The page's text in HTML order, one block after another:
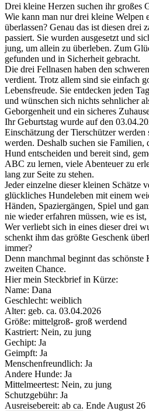
Drei kleine Herzen suchen ihr großes
Wie kann man nur drei kleine Welpen
überlassen? Genau das ist diesen drei
passiert. Sie wurden ausgesetzt und
jung, um allein zu überleben. Zum
gefunden und in Sicherheit gebracht.
Die drei Fellnasen haben den
verdient. Trotz allem sind sie einfach
Lebensfreude. Sie entdecken jeden
und wünschen sich nichts sehnlicher
Geborgenheit und ein sicheres
Ihr Geburtstag wurde auf den
Einschätzung der Tierschützer
werden. Deshalb suchen sie Familien,
Hund entscheiden und bereit sind,
ABC zu lernen, viele Abenteuer zu
lang zur Seite zu stehen.
Jeder einzelne dieser kleinen Schätze
glückliches Hundeleben mit einem
Händen, Spaziergängen, Spiel und
nie wieder erfahren müssen, wie es
Wer verliebt sich in eines dieser drei
schenkt ihm das größte Geschenk
immer?
Denn manchmal beginnt das schönste
zweiten Chance.
Hier mein Steckbrief in Kürze:
Name: Dana
Geschlecht: weiblich
Alter: geb. ca. 03.04.2026
Größe: mittelgroß- groß werdend
Kastriert: Nein, zu jung
Gechipt: Ja
Geimpft: Ja
Menschenfreundlich: Ja
Andere Hunde: Ja
Mittelmeertest: Nein, zu jung
Schutzgebühr: Ja
Ausreisebereit: ab ca. Ende August 26